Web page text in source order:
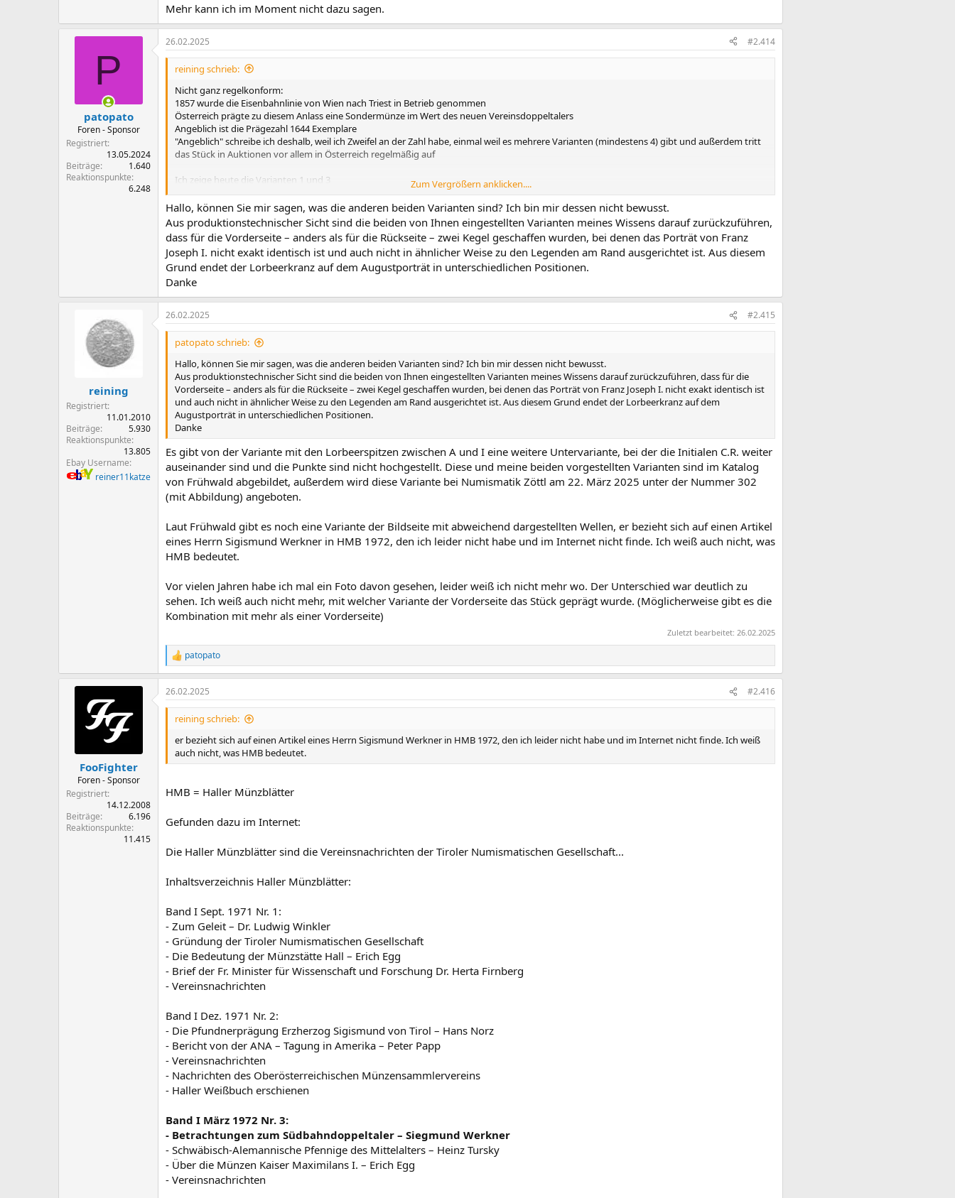
Mehr kann ich im Moment nicht dazu sagen.
P
patopato
Foren - Sponsor
Registriert
13.05.2024
Beiträge
1.640
Reaktionspunkte
6.248
26.02.2025 #2.414
reining schrieb:
Nicht ganz regelkonform:
1857 wurde die Eisenbahnlinie von Wien nach Triest in Betrieb genommen
Österreich prägte zu diesem Anlass eine Sondermünze im Wert des neuen Vereinsdoppeltalers
Angeblich ist die Prägezahl 1644 Exemplare
"Angeblich" schreibe ich deshalb, weil ich Zweifel an der Zahl habe, einmal weil es mehrere Varianten (mindestens 4) gibt und außerdem tritt
das Stück in Auktionen vor allem in Österreich regelmäßig auf
Ich zeige heute die Varianten 1 und 3
Der Unterschied ist auf der Kopfseite, die Spitzen des Lorbeerkranzes zeigen auf den Zwischenraum zwischen K und A (Kaiser) bei Var. 1 und
zwischen A und I bei Var. 2
Zum Vergrößern anklicken....
Hallo, können Sie mir sagen, was die anderen beiden Varianten sind? Ich bin mir dessen nicht bewusst.
Aus produktionstechnischer Sicht sind die beiden von Ihnen eingestellten Varianten meines Wissens darauf zurückzuführen,
dass für die Vorderseite – anders als für die Rückseite – zwei Kegel geschaffen wurden, bei denen das Porträt von Franz
Joseph I. nicht exakt identisch ist und auch nicht in ähnlicher Weise zu den Legenden am Rand ausgerichtet ist. Aus diesem
Grund endet der Lorbeerkranz auf dem Augustporträt in unterschiedlichen Positionen.
Danke
reining
Registriert
11.01.2010
Beiträge
5.930
Reaktionspunkte
13.805
Ebay Username
reiner11katze
26.02.2025 #2.415
patopato schrieb:
Hallo, können Sie mir sagen, was die anderen beiden Varianten sind? Ich bin mir dessen nicht bewusst.
Aus produktionstechnischer Sicht sind die beiden von Ihnen eingestellten Varianten meines Wissens darauf zurückzuführen, dass für die
Vorderseite – anders als für die Rückseite – zwei Kegel geschaffen wurden, bei denen das Porträt von Franz Joseph I. nicht exakt identisch ist
und auch nicht in ähnlicher Weise zu den Legenden am Rand ausgerichtet ist. Aus diesem Grund endet der Lorbeerkranz auf dem
Augustporträt in unterschiedlichen Positionen.
Danke
Es gibt von der Variante mit den Lorbeerspitzen zwischen A und I eine weitere Untervariante, bei der die Initialen C.R. weiter
auseinander sind und die Punkte sind nicht hochgestellt. Diese und meine beiden vorgestellten Varianten sind im Katalog
von Frühwald abgebildet, außerdem wird diese Variante bei Numismatik Zöttl am 22. März 2025 unter der Nummer 302
(mit Abbildung) angeboten.
Laut Frühwald gibt es noch eine Variante der Bildseite mit abweichend dargestellten Wellen, er bezieht sich auf einen Artikel
eines Herrn Sigismund Werkner in HMB 1972, den ich leider nicht habe und im Internet nicht finde. Ich weiß auch nicht, was
HMB bedeutet.
Vor vielen Jahren habe ich mal ein Foto davon gesehen, leider weiß ich nicht mehr wo. Der Unterschied war deutlich zu
sehen. Ich weiß auch nicht mehr, mit welcher Variante der Vorderseite das Stück geprägt wurde. (Möglicherweise gibt es die
Kombination mit mehr als einer Vorderseite)
Zuletzt bearbeitet: 26.02.2025
R
e
a
k
t
n
n
patopato
FooFighter
Foren - Sponsor
Registriert
14.12.2008
Beiträge
6.196
Reaktionspunkte
11.415
26.02.2025 #2.416
reining schrieb:
er bezieht sich auf einen Artikel eines Herrn Sigismund Werkner in HMB 1972, den ich leider nicht habe und im Internet nicht finde. Ich weiß
auch nicht, was HMB bedeutet.
HMB = Haller Münzblätter
Gefunden dazu im Internet:
Die Haller Münzblätter sind die Vereinsnachrichten der Tiroler Numismatischen Gesellschaft...
Inhaltsverzeichnis Haller Münzblätter:
Band I Sept. 1971 Nr. 1:
- Zum Geleit – Dr. Ludwig Winkler
- Gründung der Tiroler Numismatischen Gesellschaft
- Die Bedeutung der Münzstätte Hall – Erich Egg
- Brief der Fr. Minister für Wissenschaft und Forschung Dr. Herta Firnberg
- Vereinsnachrichten
Band I Dez. 1971 Nr. 2:
- Die Pfundnerprägung Erzherzog Sigismund von Tirol – Hans Norz
- Bericht von der ANA – Tagung in Amerika – Peter Papp
- Vereinsnachrichten
- Nachrichten des Oberösterreichischen Münzensammlervereins
- Haller Weißbuch erschienen
Band I März 1972 Nr. 3:
- Betrachtungen zum Südbahndoppeltaler – Siegmund Werkner
- Schwäbisch-Alemannische Pfennige des Mittelalters – Heinz Tursky
- Über die Münzen Kaiser Maximilans I. – Erich Egg
- Vereinsnachrichten